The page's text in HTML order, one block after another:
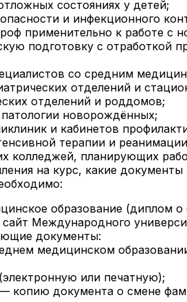
состояниях у детей;
и инфекционного
применительно к работе с
подготовку с
со средним
отделений и
отделений и роддомов;
новорождённых;
и кабинетов
терапии и
колледжей, планирующих
на курс, какие
образование (диплом
сайт Международного
документы:
медицинском
или печатную);
копию документа о смене